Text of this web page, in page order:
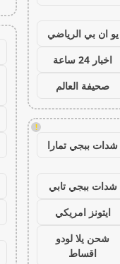
يو ان بي الرياضي
اخبار 24 ساعة
صحيفة العالم
!
شدات ببجي تمارا
شدات ببجي تابي
ايتونز امريكي
شحن يلا لودو
اقساط